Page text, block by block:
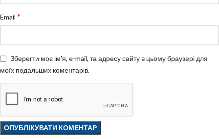
Email *
Зберегти моє ім'я, e-mail, та адресу сайту в цьому браузері для
моїх подальших коментарів.